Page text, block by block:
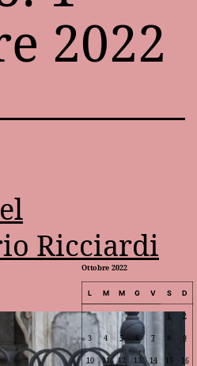
2022
Ricciardi
Ottobre 2022
L M M G V S D
1 2
3 4 5 6 7 8 9
10 11 12 13 14 15 16